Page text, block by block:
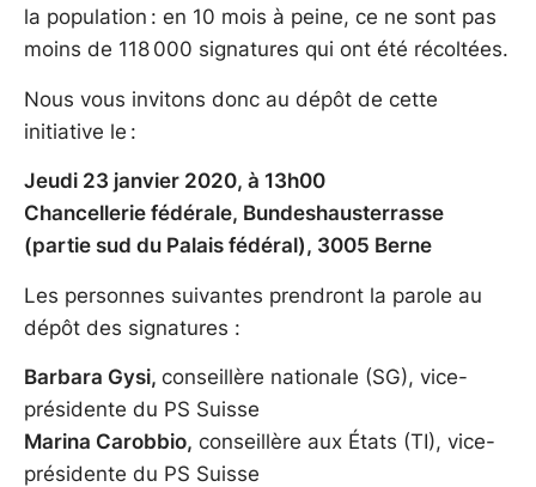
la population : en 10 mois à peine, ce ne sont pas
moins de 118 000 signatures qui ont été récoltées.
Nous vous invitons donc au dépôt de cette
initiative le :
Jeudi 23 janvier 2020, à 13h00
Chancellerie fédérale, Bundeshausterrasse
(partie sud du Palais fédéral), 3005 Berne
Les personnes suivantes prendront la parole au
dépôt des signatures :
Barbara Gysi, conseillère nationale (SG), vice-
présidente du PS Suisse
Marina Carobbio, conseillère aux États (TI), vice-
présidente du PS Suisse